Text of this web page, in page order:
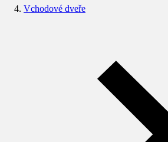
Vchodové dveře